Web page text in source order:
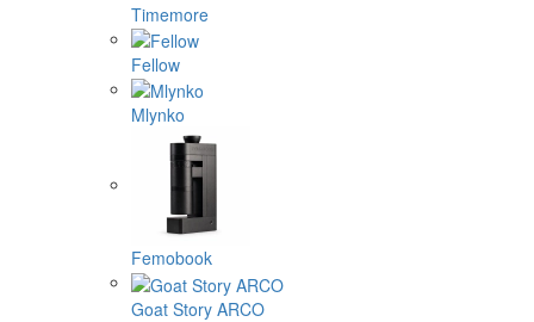
Timemore
Fellow
Mlynko
Femobook
Goat Story ARCO